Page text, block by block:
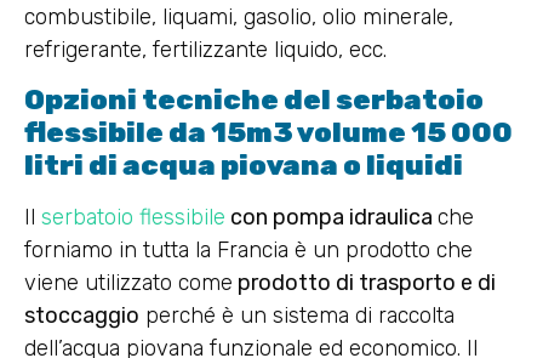
combustibile, liquami, gasolio, olio minerale,
refrigerante, fertilizzante liquido, ecc.
Opzioni tecniche del serbatoio
flessibile da 15m3 volume 15 000
litri di acqua piovana o liquidi
Il serbatoio flessibile con pompa idraulica che
forniamo in tutta la Francia è un prodotto che
viene utilizzato come prodotto di trasporto e di
stoccaggio perché è un sistema di raccolta
dell’acqua piovana funzionale ed economico. Il